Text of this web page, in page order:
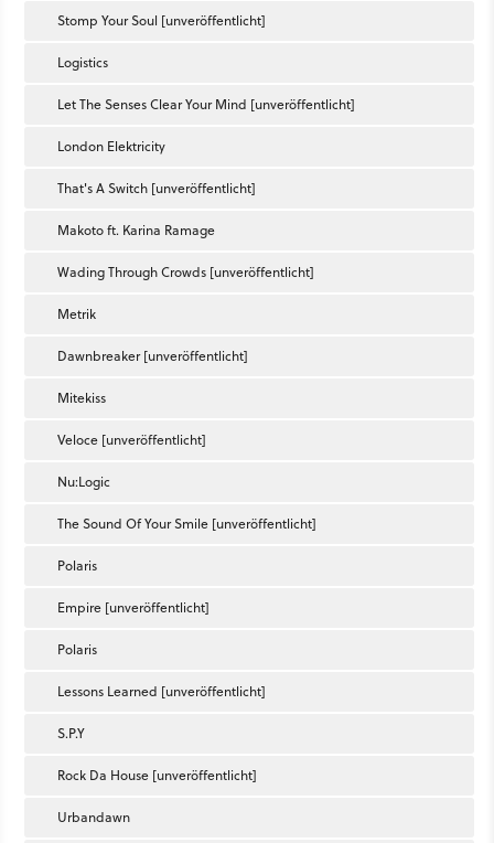
Stomp Your Soul [unveröffentlicht]
Logistics
Let The Senses Clear Your Mind [unveröffentlicht]
London Elektricity
That's A Switch [unveröffentlicht]
Makoto ft. Karina Ramage
Wading Through Crowds [unveröffentlicht]
Metrik
Dawnbreaker [unveröffentlicht]
Mitekiss
Veloce [unveröffentlicht]
Nu:Logic
The Sound Of Your Smile [unveröffentlicht]
Polaris
Empire [unveröffentlicht]
Polaris
Lessons Learned [unveröffentlicht]
S.P.Y
Rock Da House [unveröffentlicht]
Urbandawn